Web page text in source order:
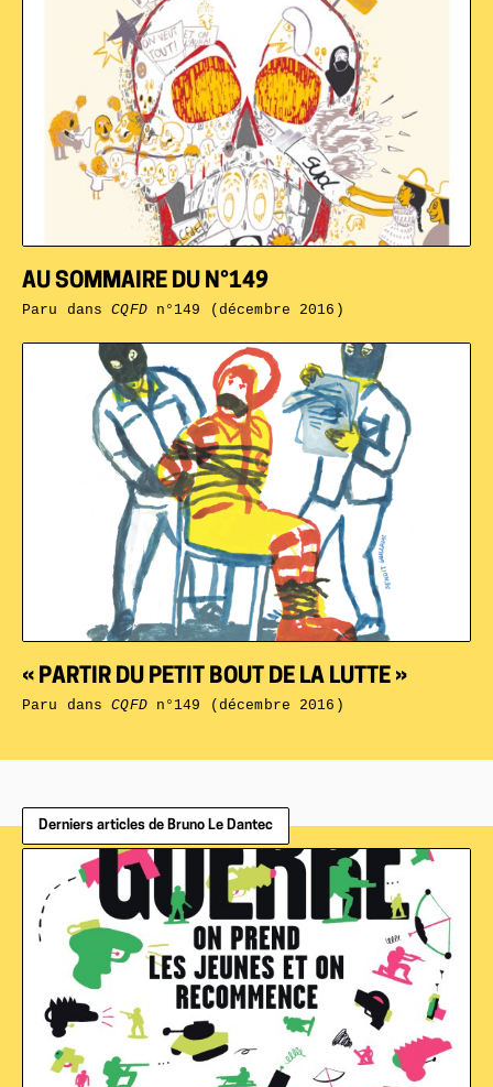
« PARTIR DU PETIT BOUT DE LA LUTTE »
Paru dansCQFDn°149 (décembre 2016)
AU SOMMAIRE DU N°149
Paru dansCQFDn°149 (décembre 2016)
Derniers articles de Bruno Le Dantec